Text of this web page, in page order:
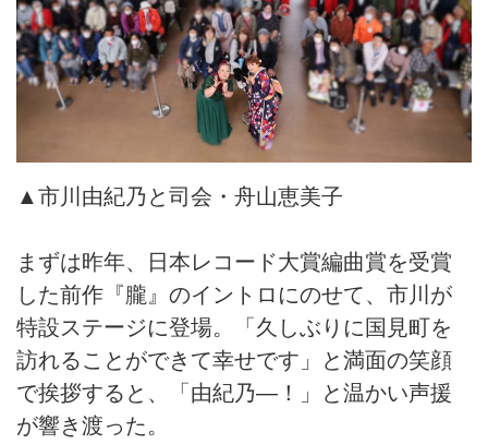
▲市川由紀乃と司会・舟山恵美子
まずは昨年、日本レコード大賞編曲賞を受賞
した前作『朧』のイントロにのせて、市川が
特設ステージに登場。「久しぶりに国見町を
訪れることができて幸せです」と満面の笑顔
で挨拶すると、「由紀乃―！」と温かい声援
が響き渡った。